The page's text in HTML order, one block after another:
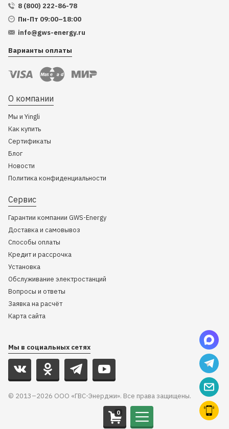
8 (800) 222-86-78
Пн-Пт 09:00–18:00
info@gws-energy.ru
Варианты оплаты
О компании
Мы и Yingli
Как купить
Сертификаты
Блог
Новости
Политика конфиденциальности
Сервис
Гарантии компании GWS-Energy
Доставка и самовывоз
Способы оплаты
Кредит и рассрочка
Установка
Обслуживание электростанций
Вопросы и ответы
Заявка на расчёт
Карта сайта
Мы в социальных сетях
© 2013–2026 ООО «ГВС-Энерджи». Все права защищены.
0